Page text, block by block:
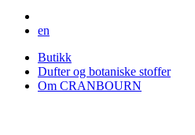
en
Butikk
Dufter og botaniske stoffer
Om CRANBOURN